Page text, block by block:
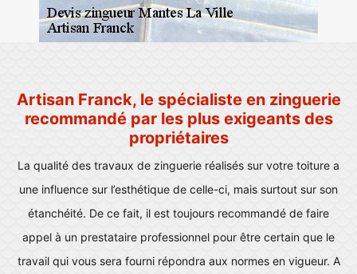
Artisan Franck, le spécialiste en zinguerie
recommandé par les plus exigeants des
propriétaires
La qualité des travaux de zinguerie réalisés sur votre toiture a
une influence sur l’esthétique de celle-ci, mais surtout sur son
étanchéité. De ce fait, il est toujours recommandé de faire
appel à un prestataire professionnel pour être certain que le
travail qui vous sera fourni répondra aux normes en vigueur. A